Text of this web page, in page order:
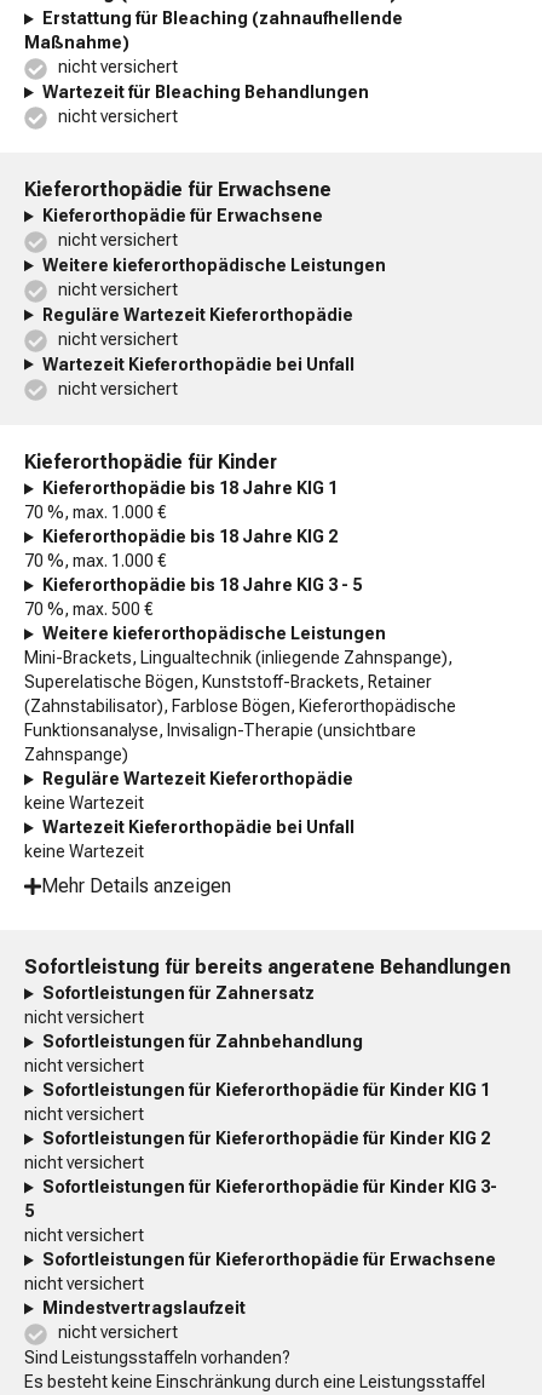
Erstattung für Bleaching (zahnaufhellende
Maßnahme)
nicht versichert
Wartezeit für Bleaching Behandlungen
nicht versichert
Kieferorthopädie für Erwachsene
Kieferorthopädie für Erwachsene
nicht versichert
Weitere kieferorthopädische Leistungen
nicht versichert
Reguläre Wartezeit Kieferorthopädie
nicht versichert
Wartezeit Kieferorthopädie bei Unfall
nicht versichert
Kieferorthopädie für Kinder
Kieferorthopädie bis 18 Jahre KIG 1
70 %, max. 1.000 €
Kieferorthopädie bis 18 Jahre KIG 2
70 %, max. 1.000 €
Kieferorthopädie bis 18 Jahre KIG 3 - 5
70 %, max. 500 €
Weitere kieferorthopädische Leistungen
Mini-Brackets, Lingualtechnik (inliegende Zahnspange),
Superelatische Bögen, Kunststoff-Brackets, Retainer
(Zahnstabilisator), Farblose Bögen, Kieferorthopädische
Funktionsanalyse, Invisalign-Therapie (unsichtbare
Zahnspange)
Reguläre Wartezeit Kieferorthopädie
keine Wartezeit
Wartezeit Kieferorthopädie bei Unfall
keine Wartezeit
Mehr Details anzeigen
Sofortleistung für bereits angeratene Behandlungen
Sofortleistungen für Zahnersatz
nicht versichert
Sofortleistungen für Zahnbehandlung
nicht versichert
Sofortleistungen für Kieferorthopädie für Kinder KIG 1
nicht versichert
Sofortleistungen für Kieferorthopädie für Kinder KIG 2
nicht versichert
Sofortleistungen für Kieferorthopädie für Kinder KIG 3-
5
nicht versichert
Sofortleistungen für Kieferorthopädie für Erwachsene
nicht versichert
Mindestvertragslaufzeit
nicht versichert
Sind Leistungsstaffeln vorhanden?
Es besteht keine Einschränkung durch eine Leistungsstaffel